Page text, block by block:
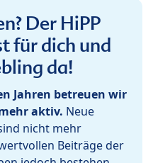
Der HiPP
für dich und
da!
Jahren betreuen wir
aktiv. Neue
nicht mehr
Beiträge der